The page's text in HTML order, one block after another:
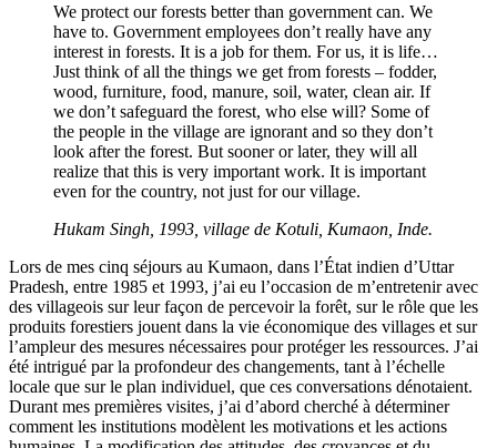
We protect our forests better than government can. We
have to. Government employees don’t really have any
interest in forests. It is a job for them. For us, it is life…
Just think of all the things we get from forests – fodder,
wood, furniture, food, manure, soil, water, clean air. If
we don’t safeguard the forest, who else will? Some of
the people in the village are ignorant and so they don’t
look after the forest. But sooner or later, they will all
realize that this is very important work. It is important
even for the country, not just for our village.
Hukam Singh, 1993, village de Kotuli, Kumaon, Inde.
Lors de mes cinq séjours au Kumaon, dans l’État indien d’Uttar
Pradesh, entre 1985 et 1993, j’ai eu l’occasion de m’entretenir avec
des villageois sur leur façon de percevoir la forêt, sur le rôle que les
produits forestiers jouent dans la vie économique des villages et sur
l’ampleur des mesures nécessaires pour protéger les ressources. J’ai
été intrigué par la profondeur des changements, tant à l’échelle
locale que sur le plan individuel, que ces conversations dénotaient.
Durant mes premières visites, j’ai d’abord cherché à déterminer
comment les institutions modèlent les motivations et les actions